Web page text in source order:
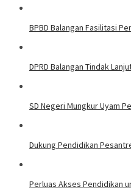
BPBD Balangan Fasilitasi
DPRD Balangan Tindak
SD Negeri Mungkur Uyam
Dukung Pendidikan
Perluas Akses Pendidikan